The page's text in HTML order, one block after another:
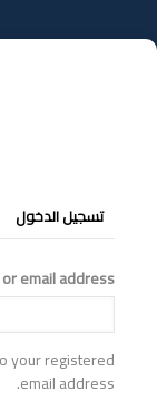
إلى
المحتوى
التبويبات
الأساسية
تسجيل الدخول
email address
your registered
email address.